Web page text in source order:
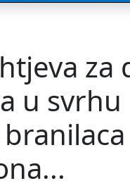
za
u svrhu